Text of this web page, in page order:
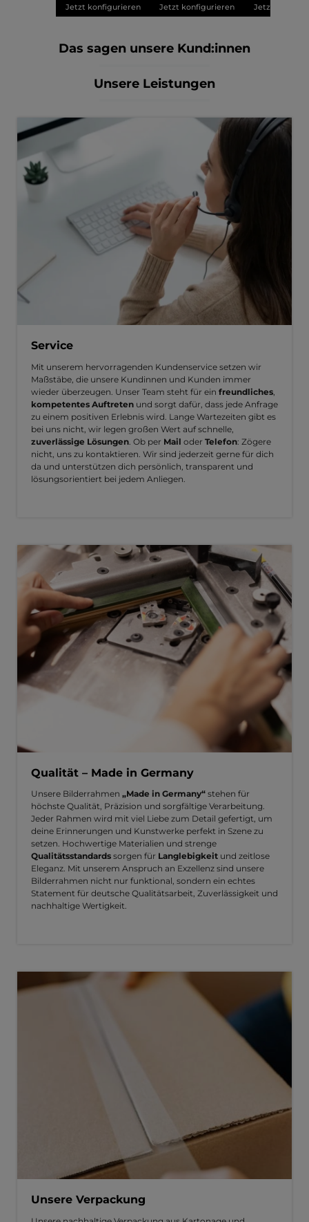
Jetzt konfigurieren Jetzt konfigurieren Jetzt
Das sagen unsere Kund:innen
Unsere Leistungen
Service
Mit unserem hervorragenden Kundenservice setzen wir
Maßstäbe, die unsere Kundinnen und Kunden immer
wieder überzeugen. Unser Team steht für ein freundliches
kompetentes Auftreten und sorgt dafür, dass jede Anfrage
zu einem positiven Erlebnis wird. Lange Wartezeiten gibt es
bei uns nicht, wir legen großen Wert auf schnelle,
zuverlässige Lösungen . Ob per Mail oder Telefon: Zögere
nicht, uns zu kontaktieren. Wir sind jederzeit gerne für dich
da und unterstützen dich persönlich, transparent und
lösungsorientiert bei jedem Anliegen.
Qualität – Made in Germany
Unsere Bilderrahmen „Made in Germany“ stehen für
höchste Qualität, Präzision und sorgfältige Verarbeitung.
Jeder Rahmen wird mit viel Liebe zum Detail gefertigt, um
deine Erinnerungen und Kunstwerke perfekt in Szene zu
setzen. Hochwertige Materialien und strenge
Qualitätsstandards sorgen für Langlebigkeit und zeitlose
Eleganz. Mit unserem Anspruch an Exzellenz sind unsere
Bilderrahmen nicht nur funktional, sondern ein echtes
Statement für deutsche Qualitätsarbeit, Zuverlässigkeit und
nachhaltige Wertigkeit.
Unsere Verpackung